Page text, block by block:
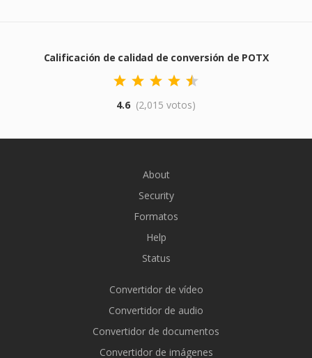
Calificación de calidad de conversión de POTX
4.6 (2,015 votos)
About
Security
Formatos
Help
Status
Convertidor de vídeo
Convertidor de audio
Convertidor de documentos
Convertidor de imágenes